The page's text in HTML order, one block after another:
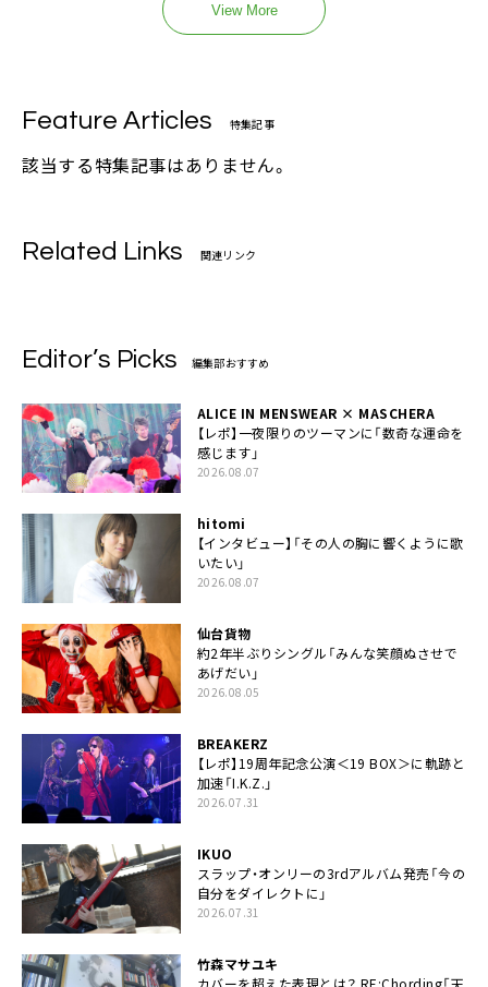
View More
Feature Articles 特集記事
該当する特集記事はありません。
Related Links 関連リンク
Editor’s Picks 編集部おすすめ
ALICE IN MENSWEAR × MASCHERA
【レポ】一夜限りのツーマンに「数奇な運命を
感じます」
2026.08.07
hitomi
【インタビュー】「その人の胸に響くように歌
いたい」
2026.08.07
仙台貨物
約2年半ぶりシングル「みんな笑顔ぬさせで
あげだい」
2026.08.05
BREAKERZ
【レポ】19周年記念公演＜19 BOX＞に軌跡と
加速「I.K.Z.」
2026.07.31
IKUO
スラップ・オンリーの3rdアルバム発売「今の
自分をダイレクトに」
2026.07.31
竹森マサユキ